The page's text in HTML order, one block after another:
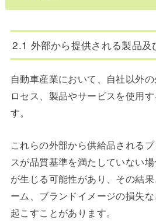
2.1 外部から提供される製品及
自動車産業において、自社以外
ロセス、製品やサービスを使用
す。
これらの外部から供給品される
スが品質基準を満たしていない
が生じる可能性があり、その結
ーム、ブランドイメージの損失
起こすことがあります。